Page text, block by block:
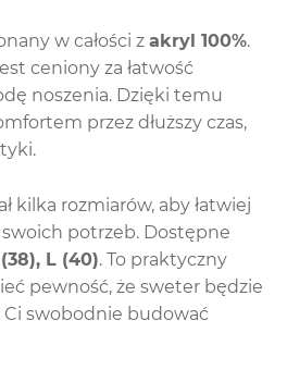
w całości z akryl 100%.
ceniony za łatwość
noszenia. Dzięki temu
przez dłuższy czas,
kilka rozmiarów, aby łatwiej
swoich potrzeb. Dostępne
L (40). To praktyczny
pewność, że sweter będzie
Ci swobodnie budować